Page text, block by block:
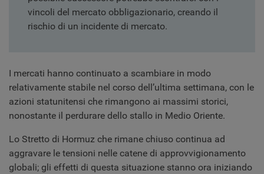
vincoli del mercato obbligazionario, creando il
rischio di un incidente di mercato.
I mercati hanno continuato a scambiare in modo
relativamente stabile nel corso dell’ultima settimana, con le
azioni statunitensi che rimangono ai massimi storici,
nonostante il perdurare dello stallo in Medio Oriente.
Lo Stretto di Hormuz che rimane chiuso continua ad
aggravare le tensioni nelle catene di approvvigionamento
globali; gli effetti di questa situazione stanno ora iniziando